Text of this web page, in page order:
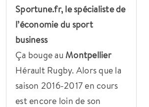
Sportune.fr, le spécialiste de
l’économie du sport
business
Ça bouge au Montpellier
Hérault Rugby. Alors que la
saison 2016-2017 en cours
est encore loin de son